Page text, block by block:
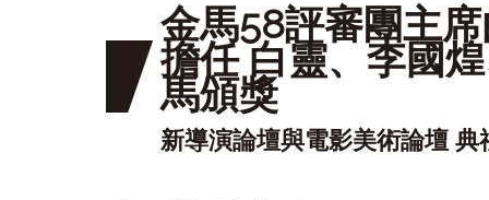
金馬58評審團主
擔任 白靈、李國
馬頒獎
新導演論壇與電影美術論壇 典